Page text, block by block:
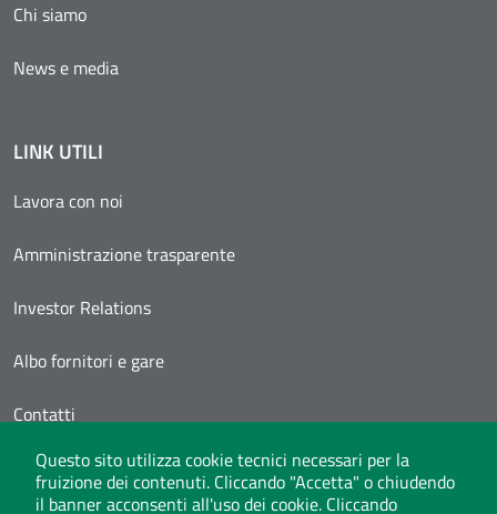
Questo sito utilizza cookie tecnici necessari per la
fruizione dei contenuti. Cliccando "Accetta" o chiudendo
il banner acconsenti all'uso dei cookie. Cliccando
Chi siamo
News e media
LINK UTILI
Lavora con noi
Amministrazione trasparente
Investor Relations
Albo fornitori e gare
Contatti
Area Personale